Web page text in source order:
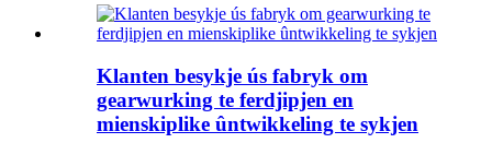
Klanten besykje ús fabryk om
gearwurking te ferdjipjen en
mienskiplike ûntwikkeling te sykjen